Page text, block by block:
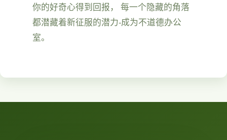
你的好奇心得到回报， 每一个隐藏的角落
都潜藏着新征服的潜力-成为不道德办公
室。